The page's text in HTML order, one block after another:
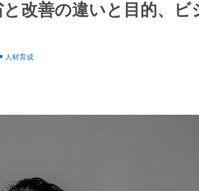
改善の違いと目的、
人材育成